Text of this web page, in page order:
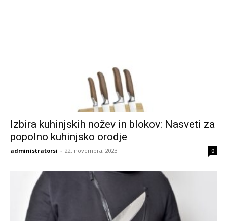
Izbira kuhinjskih nožev in blokov: Nasveti za
popolno kuhinjsko orodje
administratorsi - 22. novembra, 2023 0